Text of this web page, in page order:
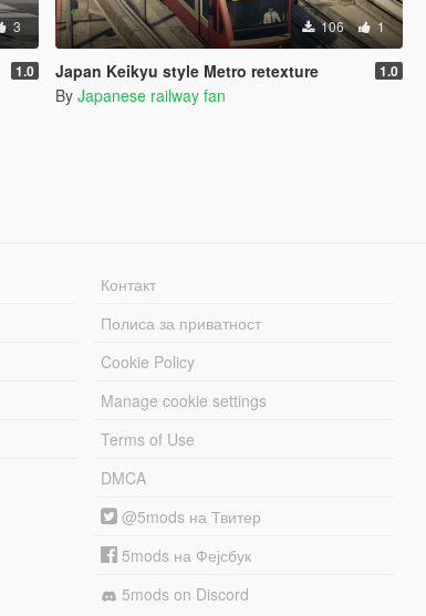
3
1.0
106 1
Japan Keikyu style Metro retexture 1.0
By Japanese railway fan
Контакт
Полиса за приватност
Cookie Policy
Manage cookie settings
Terms of Use
DMCA
@5mods на Твитер
5mods на Фејсбук
5mods on Discord